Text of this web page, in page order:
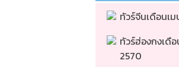
ทัวร์จีนเดือนเ
ทัวร์ฮ่องกงเดื
2570